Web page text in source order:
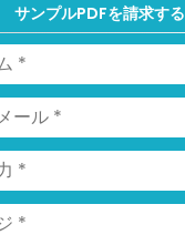
サンプルPDFを請求する